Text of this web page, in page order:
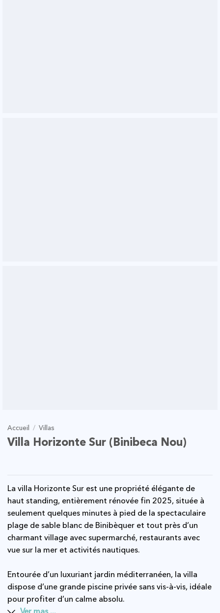
Accueil / Villas
Villa Horizonte Sur (Binibeca Nou)
La villa Horizonte Sur est une propriété élégante de
haut standing, entièrement rénovée fin 2025, située à
seulement quelques minutes à pied de la spectaculaire
plage de sable blanc de Binibèquer et tout près d’un
charmant village avec supermarché, restaurants avec
vue sur la mer et activités nautiques.
Entourée d’un luxuriant jardin méditerranéen, la villa
dispose d’une grande piscine privée sans vis-à-vis, idéale
pour profiter d’un calme absolu.